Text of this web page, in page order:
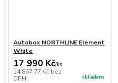
Autobox NORTHLINE Element
White
17 990 Kč/ks
14 867,77 Kč bez
DPH
skladem